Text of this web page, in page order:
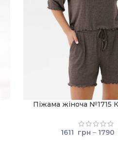
Піжама жіноча №1715
1611 грн – 1790